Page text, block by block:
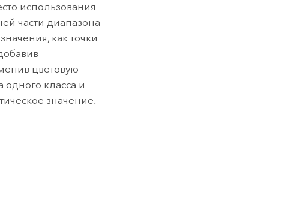
использования
части диапазона
как точки
цветовую
одного класса и
значение.